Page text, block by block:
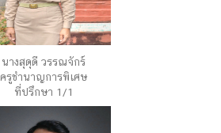
นางสุดุดี วรรณจักร์
ครูชำนาญการพิเศษ
ที่ปรึกษา 1/1